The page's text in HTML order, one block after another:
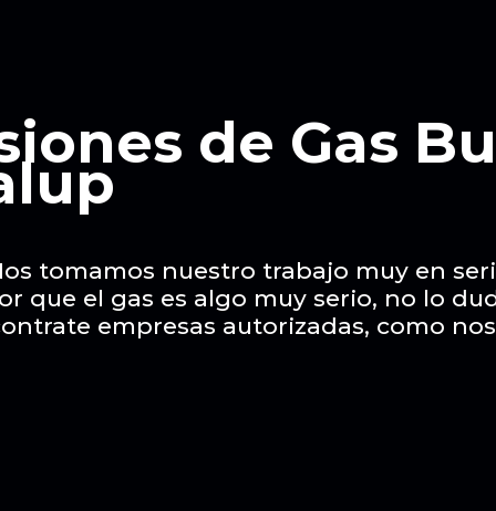
de Gas
tomamos nuestro trabajo muy en
que el gas es algo muy serio, no lo
empresas autorizadas, como